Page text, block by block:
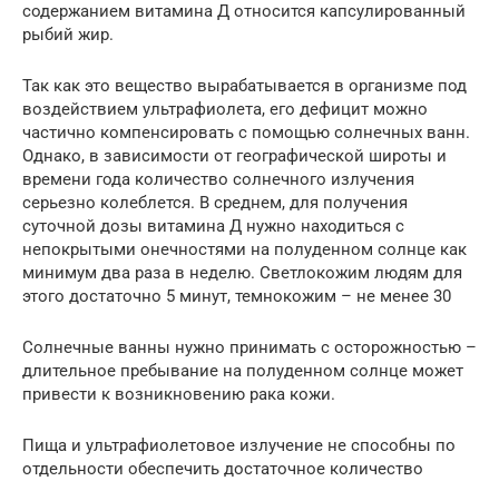
содержанием витамина Д относится капсулированный
рыбий жир.
Так как это вещество вырабатывается в организме под
воздействием ультрафиолета, его дефицит можно
частично компенсировать с помощью солнечных ванн.
Однако, в зависимости от географической широты и
времени года количество солнечного излучения
серьезно колеблется. В среднем, для получения
суточной дозы витамина Д нужно находиться с
непокрытыми онечностями на полуденном солнце как
минимум два раза в неделю. Светлокожим людям для
этого достаточно 5 минут, темнокожим – не менее 30
Солнечные ванны нужно принимать с осторожностью –
длительное пребывание на полуденном солнце может
привести к возникновению рака кожи.
Пища и ультрафиолетовое излучение не способны по
отдельности обеспечить достаточное количество